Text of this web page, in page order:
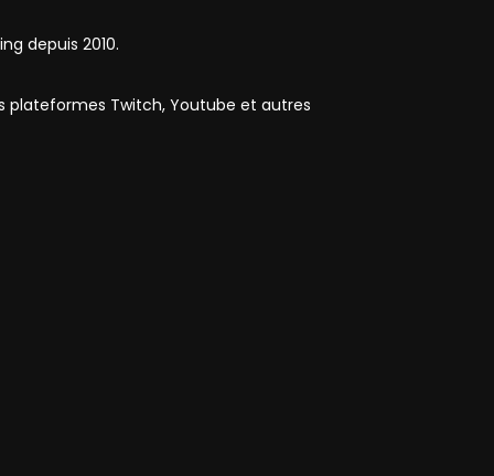
depuis 2010.
plateformes Twitch, Youtube et autres